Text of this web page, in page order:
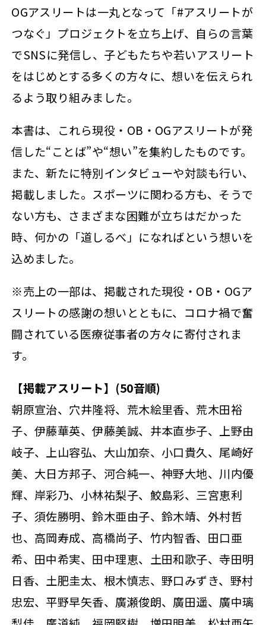
OGアスリートは一丸となって「#アスリートが
つなぐ」プロジェクトを立ち上げ、自らの言葉
でSNSに発信し、子どもたちや若いアスリート
をはじめとする多くの方々に、想いを伝えられ
るよう取り組みました。
本書は、これら現役・OB・OGアスリートが発
信した“ことば”や“想い”を集約したものです。
また、新たに特別インタビューや対談も行い、
掲載しました。スポーツに関わる方も、そうで
ない方も、さまざまな困難が立ちはだかった
時、何かの「道しるべ」になればという想いを
込めました。
※売上の一部は、掲載された現役・OB・OGア
スリートの感謝の想いとともに、コロナ禍で奮
闘されている医療従事者の方々に寄付されま
す。
【掲載アスリート】(50音順)
朝原宣治、穴井隆将、荒木絵里香、荒木田裕
子、伊藤華英、伊藤美誠、井本直歩子、上野由
岐子、上山容弘、大山加奈、小口貴久、尾崎好
美、大日方邦子、河合純一、神野大地、川内優
輝、岸彩乃、小林祐梨子、鮫島彩、三宮恵利
子、須佐勝明、鈴木亜由子、鈴木靖、外村哲
也、高岡寿成、高橋尚子、竹内智香、田口亜
希、田中希実、田中理恵、土田和歌子、寺田明
日香、土肥圭太、根木慎志、野口みずき、野村
忠宏、平野早矢香、廣瀬俊朗、廣田遥、廣中璃